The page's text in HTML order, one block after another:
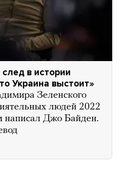
в истории
Украина выстоит»
Зеленского
людей 2022
написал Джо Байден.